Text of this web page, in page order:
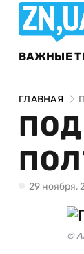
ВАЖНЫЕ
ГЛАВНАЯ
29 ноября,
©